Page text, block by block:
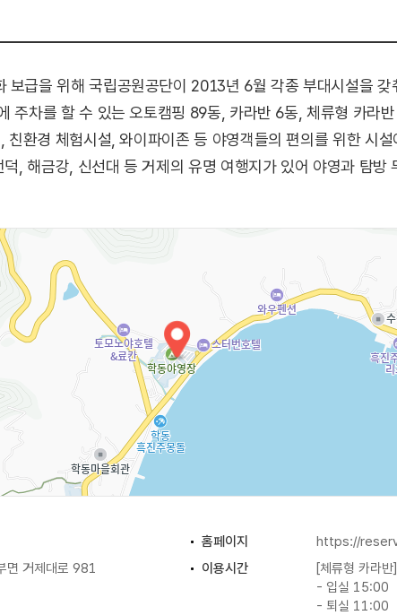
보급을 위해 국립공원공단이 2013년 6월 각종 부대시설을 갖
주차를 할 수 있는 오토캠핑 89동, 카라반 6동, 체류형 카라
친환경 체험시설, 와이파이존 등 야영객들의 편의를 위한 시
, 해금강, 신선대 등 거제의 유명 여행지가 있어 야영과 탐방
홈페이지
https://
면 거제대로 981 이용시간
[체류형 카라반]
- 입실 15:00
- 퇴실 11:00